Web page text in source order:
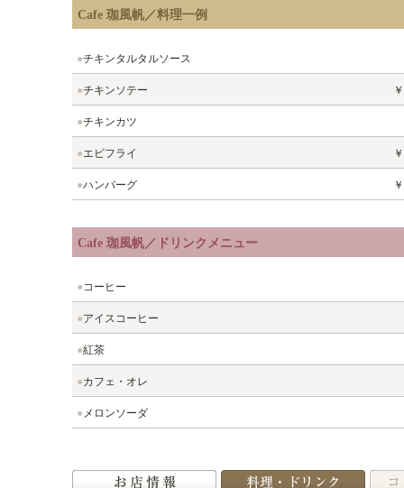
Cafe 珈風帆／料理一例
●チキンタルタルソース
●チキンソテー
●チキンカツ
●エビフライ
●ハンバーグ
Cafe 珈風帆／ドリンクメニュー
●コーヒー
●アイスコーヒー
●紅茶
●カフェ・オレ
● メロンソーダ